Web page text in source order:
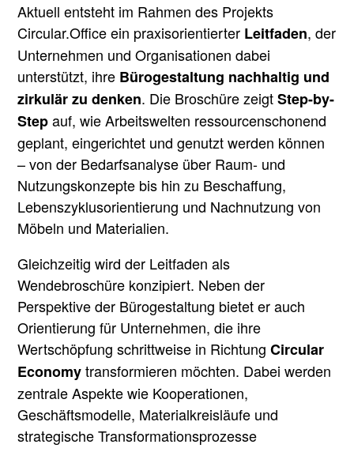
Aktuell entsteht im Rahmen des Projekts
Circular.Office ein praxisorientierter Leitfaden, der
Unternehmen und Organisationen dabei
unterstützt, ihre Bürogestaltung nachhaltig und
zirkulär zu denken. Die Broschüre zeigtStep-by-
Stepauf, wie Arbeitswelten ressourcenschonend
geplant, eingerichtet und genutzt werden können
– von der Bedarfsanalyse über Raum- und
Nutzungskonzepte bis hin zu Beschaffung,
Lebenszyklusorientierung und Nachnutzung von
Möbeln und Materialien.
Gleichzeitig wird der Leitfaden als
Wendebroschüre konzipiert. Neben der
Perspektive der Bürogestaltung bietet er auch
Orientierung für Unternehmen, die ihre
Wertschöpfung schrittweise in RichtungCircular
Economytransformieren möchten. Dabei werden
zentrale Aspekte wie Kooperationen,
Geschäftsmodelle, Materialkreisläufe und
strategische Transformationsprozesse